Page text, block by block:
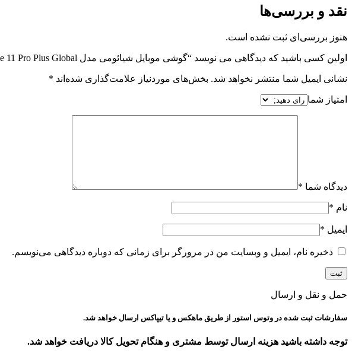
نقد و بررسی‌ها
هنوز بررسی‌ای ثبت نشده است.
اولین کسی باشید که دیدگاهی می نویسد “گوشی موبایل شیائومی مدل Redmi Note 11 Pro Plus Global حافظه 256GB/ رم 8GB”
نشانی ایمیل شما منتشر نخواهد شد. بخش‌های موردنیاز علامت‌گذاری شده‌اند *
امتیاز شما
دیدگاه شما *
نام *
ایمیل *
ذخیره نام، ایمیل و وبسایت من در مرورگر برای زمانی که دوباره دیدگاهی می‌نویسم.
حمل و نقل و ارسال
سفارشات ثبت شده در وتوس استور از طریق ماهکس و یا تیپاکس ارسال خواهد شد.
توجه داشته باشید هزینه ارسال توسط مشتری و هنگام تحویل کالا دریافت خواهد شد.